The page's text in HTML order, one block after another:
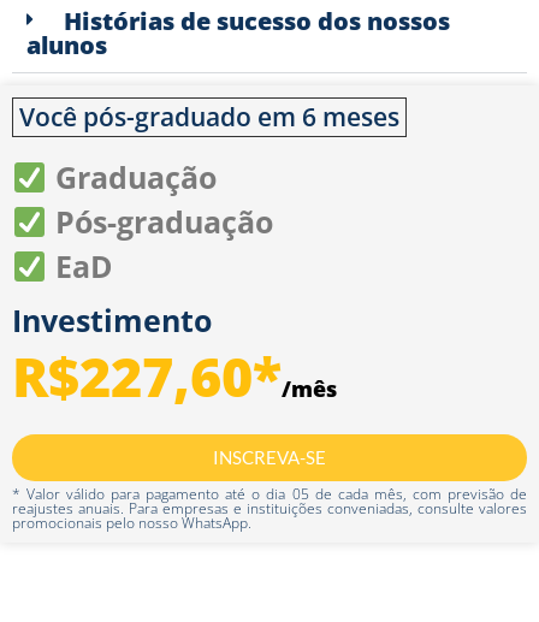
Histórias de sucesso dos nossos
alunos
Você pós-graduado em 6 meses
Graduação
Pós-graduação
EaD
Investimento
R$227,60*/mês
INSCREVA-SE
* Valor válido para pagamento até o dia 05 de cada mês, com previsão de
reajustes anuais. Para empresas e instituições conveniadas, consulte valores
promocionais pelo nosso WhatsApp.